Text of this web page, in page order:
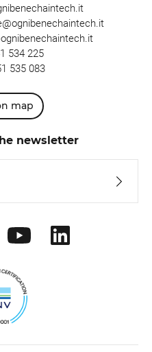
534 225
535 083
map
newsletter